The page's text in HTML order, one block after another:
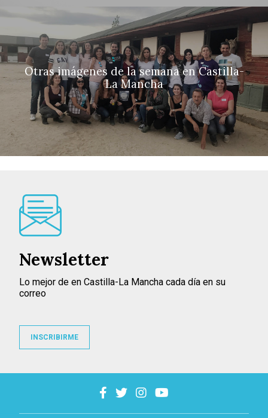
Otras imágenes de la semana en Castilla-
La Mancha
Newsletter
Lo mejor de en Castilla-La Mancha cada día en su
correo
INSCRIBIRME